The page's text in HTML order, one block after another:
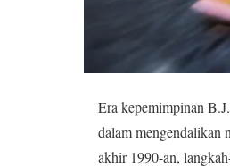
Era kepemimpinan
dalam mengendalikan
akhir 1990-an,